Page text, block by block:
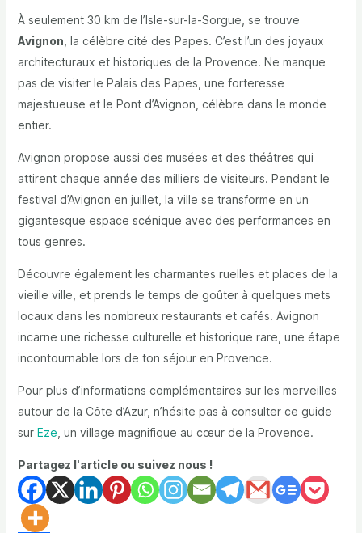
À seulement 30 km de l’Isle-sur-la-Sorgue, se trouve
Avignon , la célèbre cité des Papes. C’est l’un des joyaux
architecturaux et historiques de la Provence. Ne manque
pas de visiter le Palais des Papes, une forteresse
majestueuse et le Pont d’Avignon, célèbre dans le monde
entier.
Avignon propose aussi des musées et des théâtres qui
attirent chaque année des milliers de visiteurs. Pendant le
festival d’Avignon en juillet, la ville se transforme en un
gigantesque espace scénique avec des performances en
tous genres.
Découvre également les charmantes ruelles et places de la
vieille ville, et prends le temps de goûter à quelques mets
locaux dans les nombreux restaurants et cafés. Avignon
incarne une richesse culturelle et historique rare, une étape
incontournable lors de ton séjour en Provence.
Pour plus d’informations complémentaires sur les merveilles
autour de la Côte d’Azur, n’hésite pas à consulter ce guide
sur Eze , un village magnifique au cœur de la Provence.
Partagez l'article ou suivez nous !